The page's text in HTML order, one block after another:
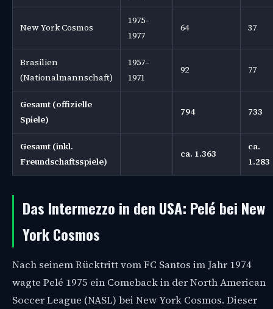
New York Cosmos
1975–
1977
64 37
Brasilien
(Nationalmannschaft)
1957–
1971
92 77
Gesamt (offizielle
Spiele)
794 733
Gesamt (inkl.
Freundschaftsspiele)
ca. 1.363
ca.
1.283
Das Intermezzo in den USA: Pelé bei New
York Cosmos
Nach seinem Rücktritt vom FC Santos im Jahr 1974
wagte Pelé 1975 ein Comeback in der North American
Soccer League (NASL) bei New York Cosmos. Dieser